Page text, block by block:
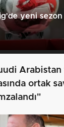
yeni sezon
Arabistan
ortak